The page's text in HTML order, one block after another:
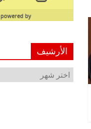
powered by
الأرشيف
الأرشيف